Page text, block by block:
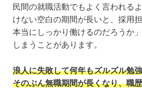
民間の就職活動でもよく言われる
けない空白の期間が長いと、採用
本当にしっかり働けるのだろうか
しまうことがあります。
浪人に失敗して何年もズルズル勉
そのぶん無職期間が長くなり、職